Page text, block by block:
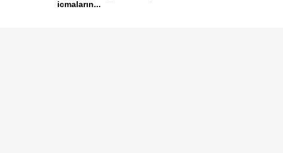
icmaların...